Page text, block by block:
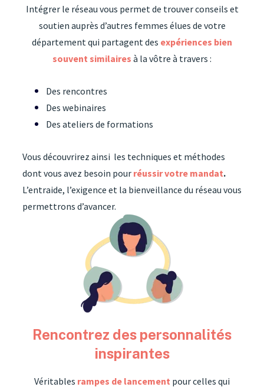
Intégrer le réseau vous permet de trouver conseils et
soutien auprès d’autres femmes élues de votre
département qui partagent des expériences bien
souvent similaires à la vôtre à travers :
Des rencontres
Des webinaires
Des ateliers de formations
Vous découvrirez ainsi les techniques et méthodes
dont vous avez besoin pour réussir votre mandat.
L’entraide, l’exigence et la bienveillance du réseau vous
permettrons d’avancer.
Rencontrez des personnalités
inspirantes
Véritables rampes de lancement pour celles qui